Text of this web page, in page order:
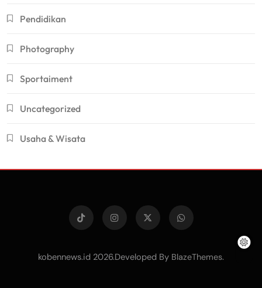
Pendidikan
Photography
Sportaiment
Uncategorized
Usaha & Wisata
kobennews.id 2026.Developed By BlazeThemes.